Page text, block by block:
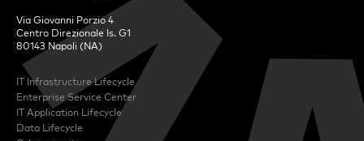
Via Giovanni Porzio 4
Centro Direzionale Is. G1
80143 Napoli (NA)
IT Infrastructure Lifecycle
Enterprise Service Center
IT Application Lifecycle
Data Lifecycle